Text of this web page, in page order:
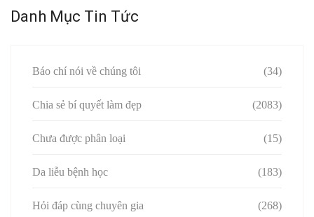
Danh Mục Tin Tức
Báo chí nói về chúng tôi (34)
Chia sẻ bí quyết làm đẹp (2083)
Chưa được phân loại (15)
Da liễu bệnh học (183)
Hỏi đáp cùng chuyên gia (268)